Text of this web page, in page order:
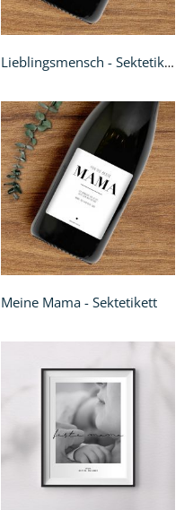
Lieblingsmensch - Sektetikett
Meine Mama - Sektetikett